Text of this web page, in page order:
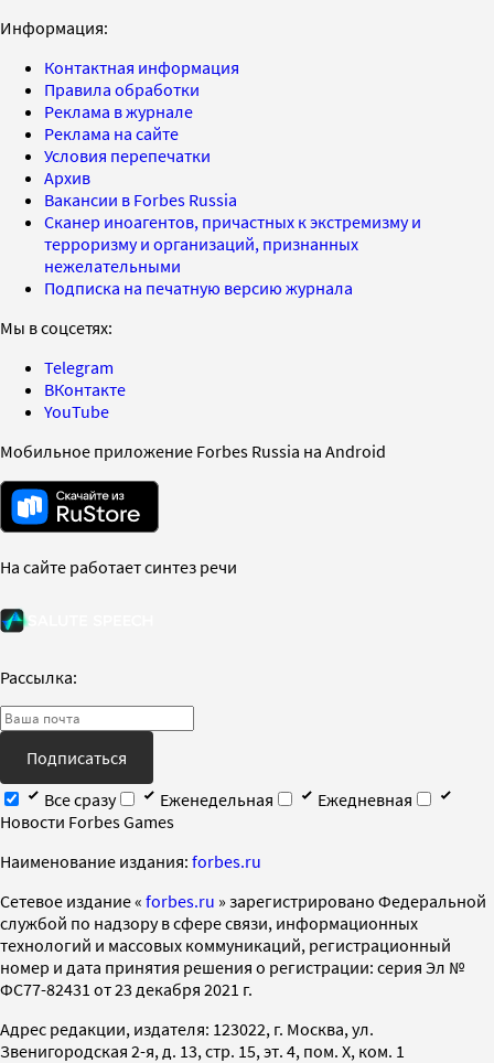
Информация:
Контактная информация
Правила обработки
Реклама в журнале
Реклама на сайте
Условия перепечатки
Архив
Вакансии в Forbes Russia
Сканер иноагентов, причастных к экстремизму и
терроризму и организаций, признанных
нежелательными
Подписка на печатную версию журнала
Мы в соцсетях:
Telegram
ВКонтакте
YouTube
Мобильное приложение Forbes Russia на Android
На сайте работает синтез речи
Рассылка:
Подписаться
Все сразу
Еженедельная
Ежедневная
Новости Forbes Games
Наименование издания: forbes.ru
Cетевое издание « forbes.ru » зарегистрировано Федеральной
службой по надзору в сфере связи, информационных
технологий и массовых коммуникаций, регистрационный
номер и дата принятия решения о регистрации: серия Эл №
ФС77-82431 от 23 декабря 2021 г.
Адрес редакции, издателя: 123022, г. Москва, ул.
Звенигородская 2-я, д. 13, стр. 15, эт. 4, пом. X, ком. 1